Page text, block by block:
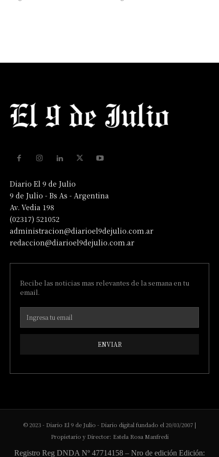
Diario El 9 de Julio
9 de Julio - Bs As - Argentina
Av. Vedia 198
(02317) 521052
administracion@diarioel9dejulio.com.ar
redaccion@diarioel9dejulio.com.ar
Recibe las noticias mas relevantes de la semana en tu
email.
ENVIAR
© 2023 - Diario El 9 de Julio - Diario digital fundado el 20/03/2007 |
Propietario y Director: Estela Rosa Manfredi
Registro Reg DNDA Nº 47714158 – Nro de edición Edición: